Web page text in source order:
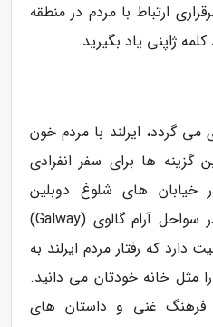
ارتباط با مردم در منطقه
ژاپنی یاد بگیرید.
گردد، ایرلند با مردم خون
ها برای سفر انفرادی
خیابان های شلوغ دوبلین
(Dublin) قدم می زنید یا در سواحل آرام گالوی (Galway)
که رفتار مردم ایرلند به
مثل خانه خودتان می دانید.
فرهنگ غنی و داستان های